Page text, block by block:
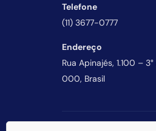
Telefone
(11) 3677-0777
Endereço
Rua Apinajés, 1.100 –
000, Brasil